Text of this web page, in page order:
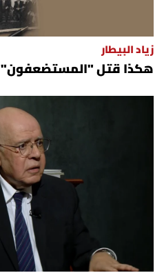
زياد البيطار
هكذا قتل "المستضعفون" 11 من يهود لبنان